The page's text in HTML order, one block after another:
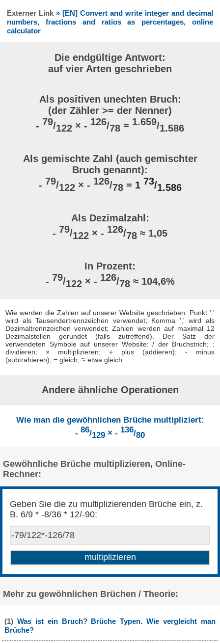
Externer Link » [EN] Convert and write integer and decimal
numbers, fractions and ratios as percentages, online
calculator
Die endgültige Antwort:
auf vier Arten geschrieben
Als positiven unechten Bruch:
(der Zähler >= der Nenner)
- 79/122 × - 126/78 = 1.659/1.586
Als gemischte Zahl (auch gemischter
Bruch genannt):
- 79/122 × - 126/78= 1 73/1.586
Als Dezimalzahl:
- 79/122 × - 126/78 ≈ 1,05
In Prozent:
- 79/122 × - 126/78≈ 104,6%
Wie werden die Zahlen auf unserer Website geschrieben: Punkt '.'
wird als Tausendertrennzeichen verwendet; Komma ',' wird als
Dezimaltrennzeichen verwendet; Zahlen werden auf maximal 12
Dezimalstellen gerundet (falls zutreffend). Der Satz der
verwendeten Symbole auf unserer Website: / der Bruchstrich; :
dividieren; × multiplizieren; + plus (addieren); - minus
(subtrahieren); = gleich; ≈ etwa gleich.
Andere ähnliche Operationen
Wie man die gewöhnlichen Brüche multipliziert:
- 86/129 × - 136/80
Gewöhnliche Brüche multiplizieren, Online-
Rechner:
Geben Sie die zu multiplizierenden Brüche ein, z.
B. 6/9 * -8/36 * 12/-90:
Mehr zu gewöhnlichen Brüchen / Theorie:
(1) Was ist ein Bruch? Brüche Typen. Wie vergleicht man
Brüche?